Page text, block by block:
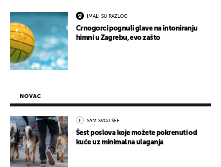
IMALI SU RAZLOG
Crnogorci pognuli glave na intoniranju
himni u Zagrebu, evo zašto
NOVAC
SAM SVOJ ŠEF
Šest poslova koje možete pokrenuti od
kuće uz minimalna ulaganja